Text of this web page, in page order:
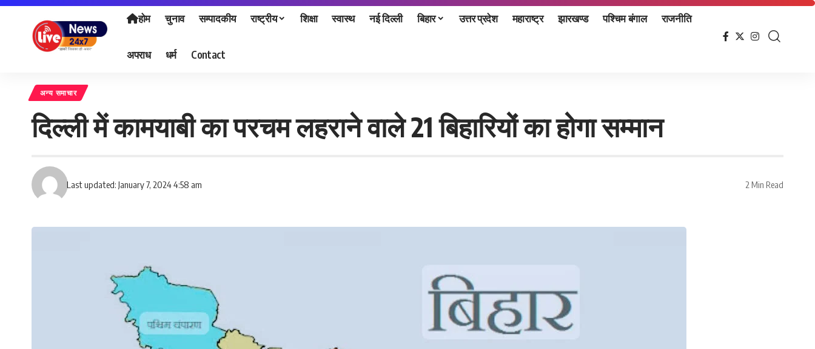
होम चुनाव सम्पादकीय राष्ट्रीय शिक्षा स्वास्थ नई दिल्ली बिहार उत्तर प्रदेश महाराष्ट्र झारखण्ड पश्चिम बंगाल राजनीति
अपराध धर्म Contact
अन्य समाचार
दिल्ली में कामयाबी का परचम लहराने वाले 21 बिहारियों का होगा सम्मान
Last updated: January 7, 2024 4:58 am 2 Min Read